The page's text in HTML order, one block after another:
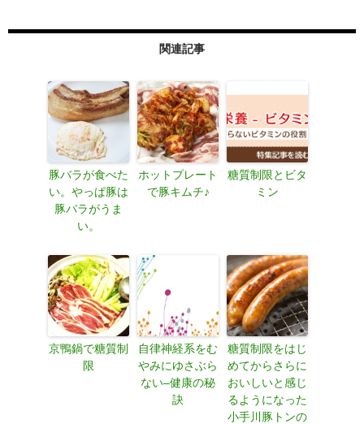
関連記事
豚バラが食べた
い。やっぱ豚は
豚バラがうま
い。
ホットプレート
で豚キムチ♪
糖質制限とビタ
ミン
京鴨鍋で糖質制
限
自律神経系をむ
やみにゆさぶら
ない–健康の秘
訣
糖質制限をはじ
めてからさらに
おいしいと感じ
るようになった
小手川豚トンの